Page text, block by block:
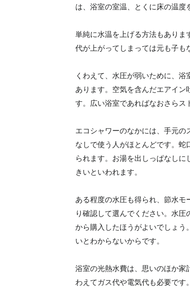
は、浴室の室温、とくに床の温度
単純に水温を上げる方法もありま
代が上がってしまっては元も子も
くわえて、水圧が弱いために、
あります。空気を含んだエアイン
す。広い浴室であればなおさらス
エコシャワーのなかには、手元
なしで使う人がほとんどです。
られます。お湯を出しっぱなし
きいといわれます。
ある程度の水圧も得られ、節水
り確認して選んでください。水
から購入したほうがよいでしょう
いとわからないからです。
浴室の光熱水費は、思いのほか家
わえてガス代や電気代も必要です。